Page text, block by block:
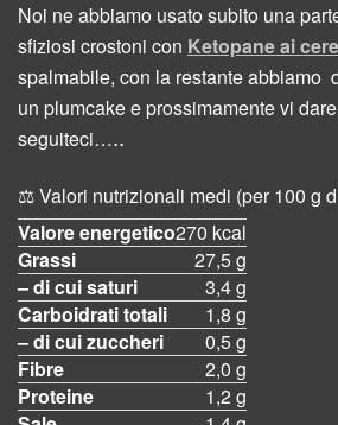
Noi ne abbiamo usato subito una
sfiziosi crostoni con Ketopane ai
spalmabile, con la restante abbiamo
un plumcake e prossimamente vi
seguiteci…..
⚖️ Valori nutrizionali medi (per 100 g
Valore energetico270 kcal
Grassi
27,5 g
– di cui saturi
3,4 g
Carboidrati totali
1,8 g
– di cui zuccheri
0,5 g
Fibre
2,0 g
Proteine
1,2 g